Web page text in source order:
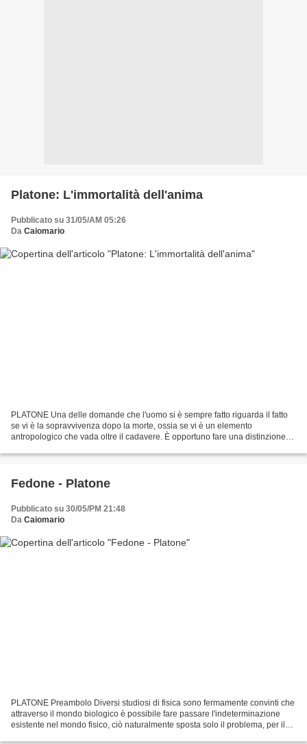
Platone: L'immortalità dell'anima
Pubblicato su 31/05/AM 05:26
Da Caiomario
PLATONE Una delle domande che l'uomo si è sempre fatto riguarda il fatto
se vi è la sopravvivenza dopo la morte, ossia se vi è un elemento
antropologico che vada oltre il cadavere. È opportuno fare una distinzione
Fedone - Platone
Pubblicato su 30/05/PM 21:48
Da Caiomario
PLATONE Preambolo Diversi studiosi di fisica sono fermamente convinti che
attraverso il mondo biologico è possibile fare passare l'indeterminazione
esistente nel mondo fisico, ciò naturalmente sposta solo il problema, per il